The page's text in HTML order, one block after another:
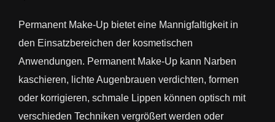
Permanent Make-Up bietet eine Mannigfaltigkeit in
den Einsatzbereichen der kosmetischen
Anwendungen. Permanent Make-Up kann Narben
kaschieren, lichte Augenbrauen verdichten, formen
oder korrigieren, schmale Lippen können optisch mit
verschieden Techniken vergrößert werden oder